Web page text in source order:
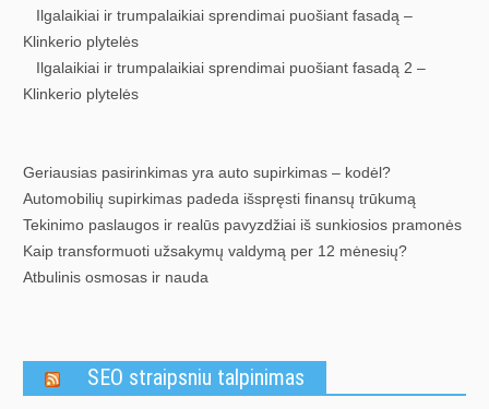
Ilgalaikiai ir trumpalaikiai sprendimai puošiant fasadą –
Klinkerio plytelės
Ilgalaikiai ir trumpalaikiai sprendimai puošiant fasadą 2 –
Klinkerio plytelės
Geriausias pasirinkimas yra auto supirkimas – kodėl?
Automobilių supirkimas padeda išspręsti finansų trūkumą
Tekinimo paslaugos ir realūs pavyzdžiai iš sunkiosios pramonės
Kaip transformuoti užsakymų valdymą per 12 mėnesių?
Atbulinis osmosas ir nauda
SEO straipsniu talpinimas